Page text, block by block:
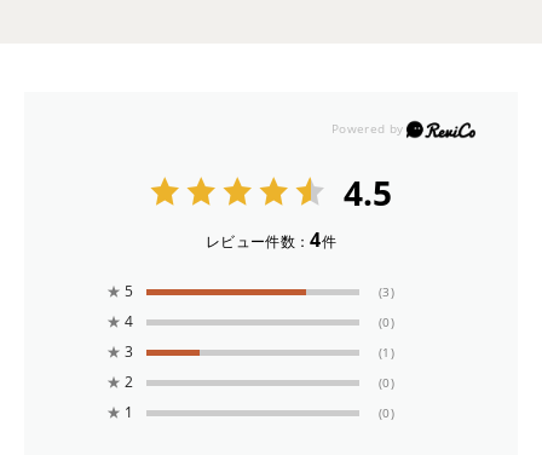
4.5
レビュー件数：4件
★ 5 (3)
★ 4 (0)
★ 3 (1)
★ 2 (0)
★ 1 (0)